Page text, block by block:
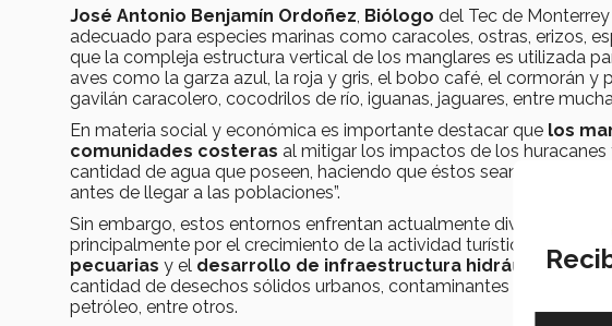
José Antonio Benjamín Ordoñez Biólogo del Tec de
adecuado para especies marinas como caracoles, ostras, erizos,
que la compleja estructura vertical de los manglares es utilizada
aves como la garza azul, la roja y gris, el bobo café, el cormorán y
gavilán caracolero, cocodrilos de río, iguanas, jaguares, entre
En materia social y económica es importante destacar que los
comunidades costeras al mitigar los impactos de los
cantidad de agua que poseen, haciendo que éstos sean menos
antes de llegar a las poblaciones”.
Sin embargo, estos entornos enfrentan actualmente diversas
principalmente por el crecimiento de la actividad turística en las
pecuarias y el desarrollo de infraestructura hidráulica, lo
cantidad de desechos sólidos urbanos, contaminantes
petróleo, entre otros.